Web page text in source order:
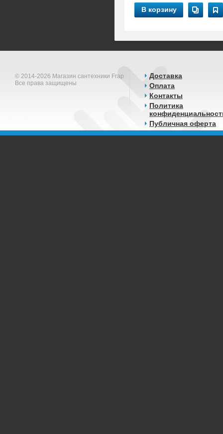
В корзину
© 2014-2026 Магазин сантехники Frap
Все права защищены
Доставка
Оплата
Контакты
Политика
Публичная оферта